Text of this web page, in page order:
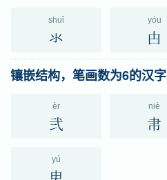
shuǐ
氺
yóu
甴
镶嵌结构，笔画数为6的汉字
èr
弐
niè
帇
yú